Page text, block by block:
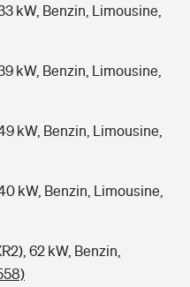
für deine Kids
kW, Benzin, Limousine,
kW, Benzin, Limousine,
kW, Benzin, Limousine,
kW, Benzin, Limousine,
62 kW, Benzin,